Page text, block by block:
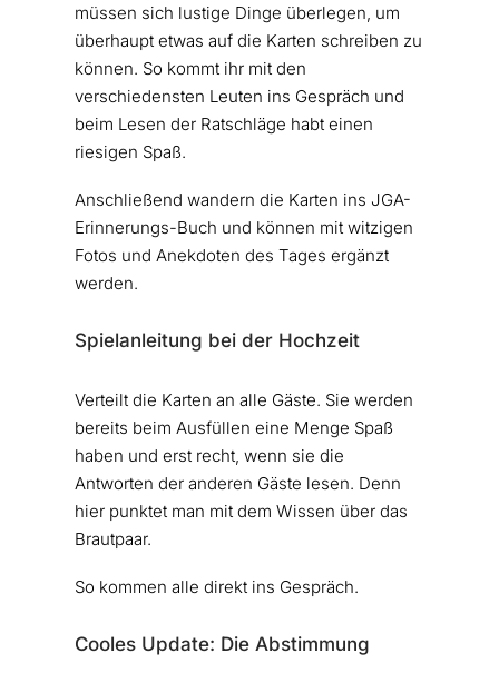
müssen sich lustige Dinge überlegen, um
überhaupt etwas auf die Karten schreiben zu
können. So kommt ihr mit den
verschiedensten Leuten ins Gespräch und
beim Lesen der Ratschläge habt einen
riesigen Spaß.
Anschließend wandern die Karten ins JGA-
Erinnerungs-Buch und können mit witzigen
Fotos und Anekdoten des Tages ergänzt
werden.
Spielanleitung bei der Hochzeit
Verteilt die Karten an alle Gäste. Sie werden
bereits beim Ausfüllen eine Menge Spaß
haben und erst recht, wenn sie die
Antworten der anderen Gäste lesen. Denn
hier punktet man mit dem Wissen über das
Brautpaar.
So kommen alle direkt ins Gespräch.
Cooles Update: Die Abstimmung